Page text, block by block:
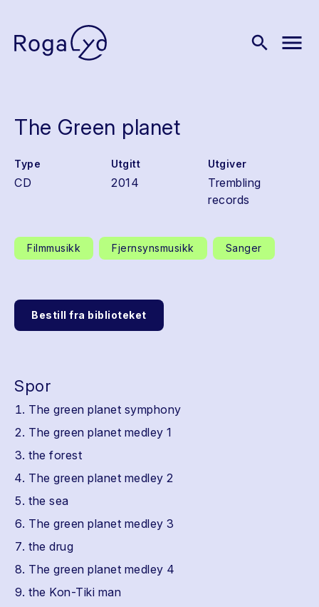
search menu
The Green planet
Type
CD
Utgitt
2014
Utgiver
Trembling
records
Filmmusikk Fjernsynsmusikk Sanger
Bestill fra biblioteket
Spor
The green planet symphony
The green planet medley 1
the forest
The green planet medley 2
the sea
The green planet medley 3
the drug
The green planet medley 4
the Kon-Tiki man